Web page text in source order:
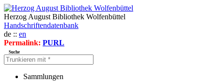
Herzog August Bibliothek Wolfenbüttel
Handschriftendatenbank
de :: en
Permalink: PURL
Suche
Sammlungen